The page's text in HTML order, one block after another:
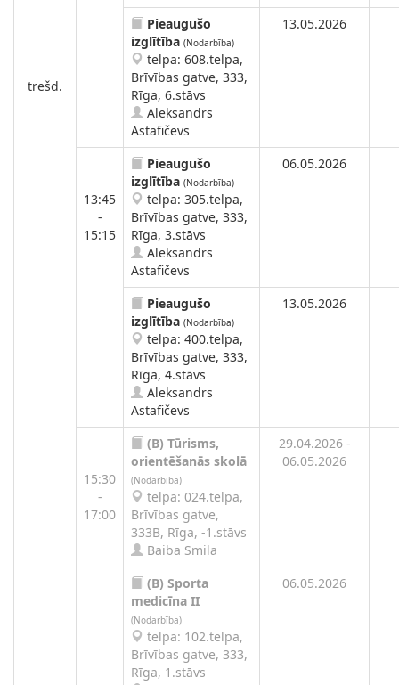
trešd.
Pieaugušo
izglītība (Nodarbība)
telpa: 608.telpa,
Brīvības gatve, 333,
Rīga, 6.stāvs
Aleksandrs
Astafičevs
13.05.2026
13:45
-
15:15
Pieaugušo
izglītība (Nodarbība)
telpa: 305.telpa,
Brīvības gatve, 333,
Rīga, 3.stāvs
Aleksandrs
Astafičevs
06.05.2026
Pieaugušo
izglītība (Nodarbība)
telpa: 400.telpa,
Brīvības gatve, 333,
Rīga, 4.stāvs
Aleksandrs
Astafičevs
13.05.2026
15:30
-
17:00
(B) Tūrisms,
orientēšanās skolā
(Nodarbība)
telpa: 024.telpa,
Brīvības gatve,
333B, Rīga, -1.stāvs
Baiba Smila
29.04.2026 -
06.05.2026
(B) Sporta
medicīna II
(Nodarbība)
telpa: 102.telpa,
Brīvības gatve, 333,
Rīga, 1.stāvs
06.05.2026